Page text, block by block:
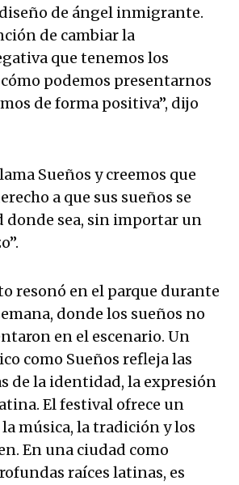
de ángel inmigrante.
de cambiar la
que tenemos los
podemos presentarnos
de forma positiva”, dijo
Sueños y creemos que
a que sus sueños se
donde sea, sin importar un
resonó en el parque durante
donde los sueños no
en el escenario. Un
como Sueños refleja las
de la identidad, la expresión
El festival ofrece un
música, la tradición y los
En una ciudad como
raíces latinas, es